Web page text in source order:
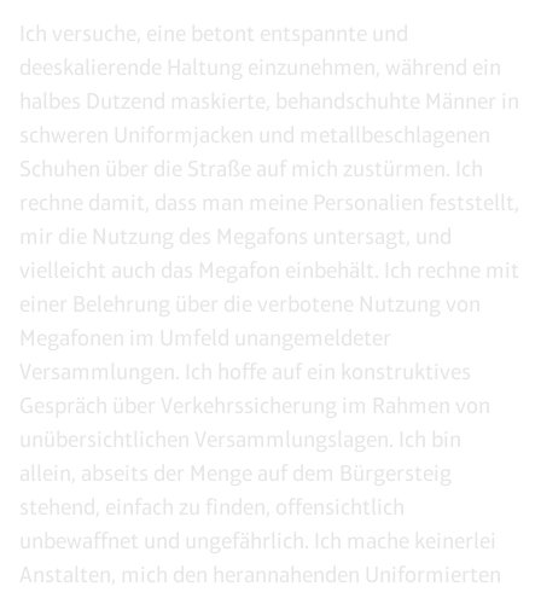
Ich versuche, eine betont entspannte und
deeskalierende Haltung einzunehmen, während ein
halbes Dutzend maskierte, behandschuhte Männer in
schweren Uniformjacken und metallbeschlagenen
Schuhen über die Straße auf mich zustürmen. Ich
rechne damit, dass man meine Personalien feststellt,
mir die Nutzung des Megafons untersagt, und
vielleicht auch das Megafon einbehält. Ich rechne mit
einer Belehrung über die verbotene Nutzung von
Megafonen im Umfeld unangemeldeter
Versammlungen. Ich hoffe auf ein konstruktives
Gespräch über Verkehrssicherung im Rahmen von
unübersichtlichen Versammlungslagen. Ich bin
allein, abseits der Menge auf dem Bürgersteig
stehend, einfach zu finden, offensichtlich
unbewaffnet und ungefährlich. Ich mache keinerlei
Anstalten, mich den herannahenden Uniformierten